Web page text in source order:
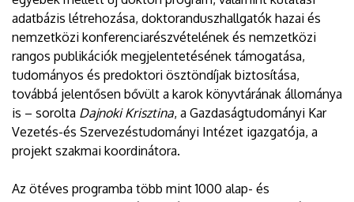
adatbázis létrehozása, doktoranduszhallgatók hazai és
nemzetközi konferenciarészvételének és nemzetközi
rangos publikációk megjelentetésének támogatása,
tudományos és predoktori ösztöndíjak biztosítása,
továbbá jelentősen bővült a karok könyvtárának állománya
is – sorolta Dajnoki Krisztina, a Gazdaságtudományi Kar
Vezetés-és Szervezéstudományi Intézet igazgatója, a
projekt szakmai koordinátora.
Az ötéves programba több mint 1000 alap- és